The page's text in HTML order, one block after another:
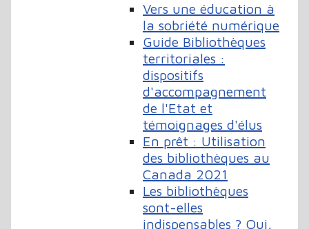
Vers une éducation à
la sobriété numérique
Guide Bibliothèques
territoriales :
dispositifs
d'accompagnement
de l'Etat et
témoignages d'élus
En prêt : Utilisation
des bibliothèques au
Canada 2021
Les bibliothèques
sont-elles
indispensables ? Oui,